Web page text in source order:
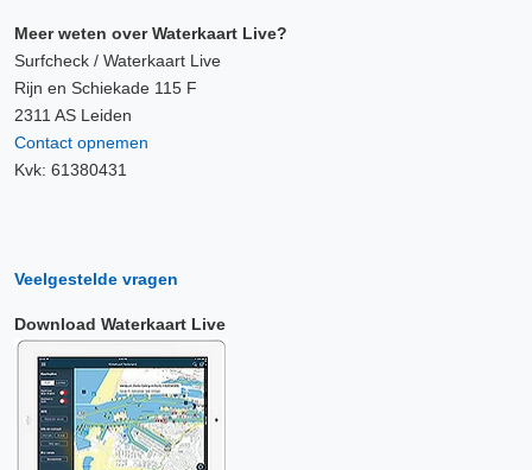
Meer weten over Waterkaart Live?
Surfcheck / Waterkaart Live
Rijn en Schiekade 115 F
2311 AS Leiden
Contact opnemen
Kvk: 61380431
Veelgestelde vragen
Download Waterkaart Live